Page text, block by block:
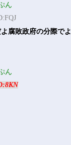
ん
腐敗政府の分際でよ
ん